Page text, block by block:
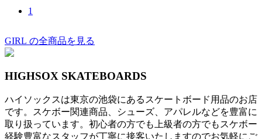
1
GIRL の全商品を見る
HIGHSOX SKATEBOARDS
ハイソックスは東京の池袋にあるスケートボード用品のお店
です。スケボー関連商品、シューズ、アパレルなどを豊富に
取り扱っています。初心者の方でも上級者の方でもスケボー
経験豊富なスタッフが丁寧に接客いたしますのでお気軽にご